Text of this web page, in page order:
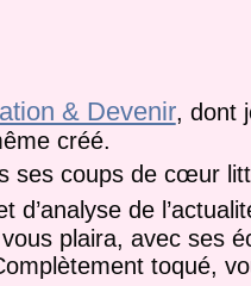
& Devenir, dont
créé.
ses coups de cœur
d’analyse de
plaira, avec ses
toqué,